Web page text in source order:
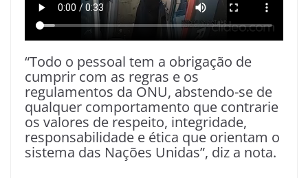
“Todo o pessoal tem a obrigação de
cumprir com as regras e os
regulamentos da ONU, abstendo-se de
qualquer comportamento que contrarie
os valores de respeito, integridade,
responsabilidade e ética que orientam o
sistema das Nações Unidas”, diz a nota.